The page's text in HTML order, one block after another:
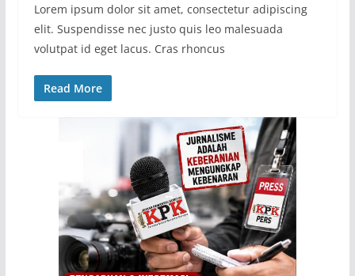
Lorem ipsum dolor sit amet, consectetur adipiscing
elit. Suspendisse nec justo quis leo malesuada
volutpat id eget lacus. Cras rhoncus
Read More